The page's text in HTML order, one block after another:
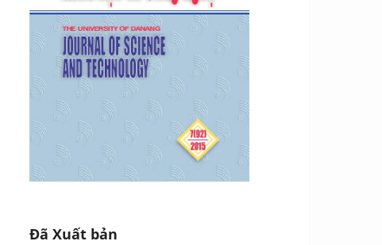
Đã Xuất bản